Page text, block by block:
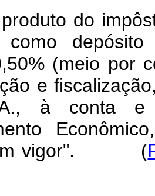
do
como
(meio por
e
à conta e
em vigor". (